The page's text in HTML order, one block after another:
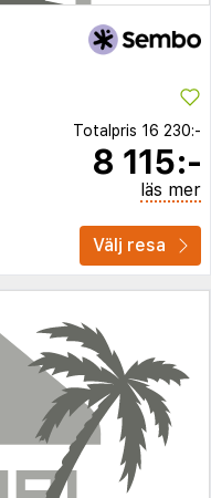
Totalpris 16 230:-
8 115:-
läs mer
Välj resa